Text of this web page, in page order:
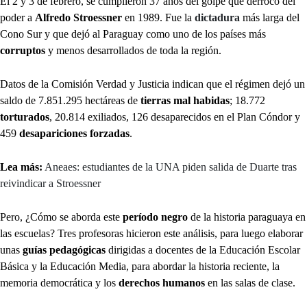
poder a Alfredo Stroessner en 1989. Fue la dictadura más larga del
Cono Sur y que dejó al Paraguay como uno de los países más
corruptos y menos desarrollados de toda la región.
Datos de la Comisión Verdad y Justicia indican que el régimen dejó un
saldo de 7.851.295 hectáreas de tierras mal habidas; 18.772
torturados, 20.814 exiliados, 126 desaparecidos en el Plan Cóndor y
459 desapariciones forzadas.
Lea más: Aneaes: estudiantes de la UNA piden salida de Duarte tras
reivindicar a Stroessner
Pero, ¿Cómo se aborda este período negro de la historia paraguaya en
las escuelas? Tres profesoras hicieron este análisis, para luego elaborar
unas guías pedagógicas dirigidas a docentes de la Educación Escolar
Básica y la Educación Media, para abordar la historia reciente, la
memoria democrática y los derechos humanos en las salas de clase.